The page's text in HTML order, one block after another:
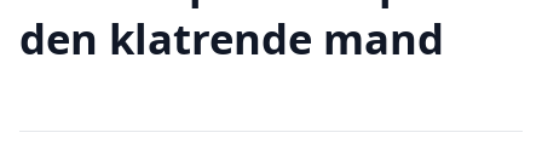
den klatrende mand